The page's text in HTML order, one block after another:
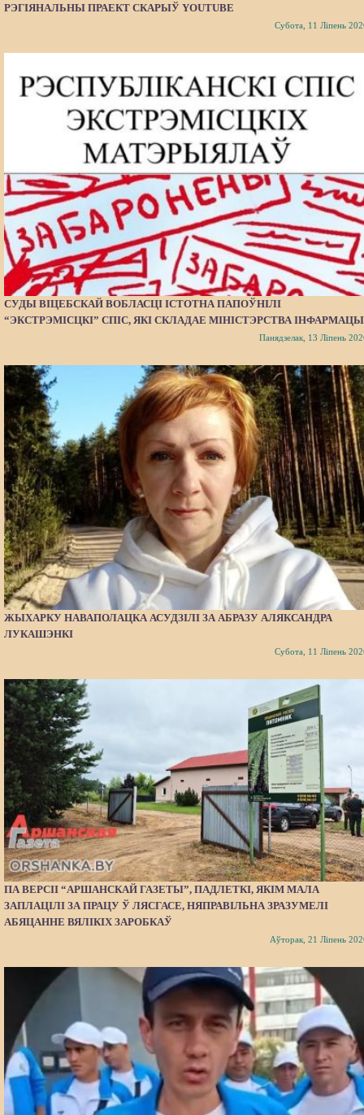
РЭГІЯНАЛЬНЫ ПРАЕКТ СКАРЫЎ YOUTUBE
Субота, 11 Ліпень
СУДЫ ВІЦЕБСКАЙ ВОБЛАСЦІ ІСТОТНА ПАПОЎНІЛІ
“ЭКСТРЭМІСЦКІ” СПІС, ЯКІ СКЛАДАЕ МІНІСТЭРСТВА
Панядзелак, 13 Ліпень
ЖЫХАРКУ НАВАПОЛАЦКА АСУДЗІЛІ ЗА АБРАЗУ АЛЯКСАНДРА
ЛУКАШЭНКІ
Субота, 11 Ліпень
ПА ВЕРСІІ “АРШАНСКАЙ ГАЗЕТЫ”, ПАДЛЕТКІ, ЯКІМ МАЛА
ЗАПЛАЦІЛІ ЗА ПРАЦУ Ў ЛЯСГАСЕ, НЯПРАВІЛЬНА ЗРАЗУМЕЛІ
АБЯЦАННЕ ВЯЛІКІХ ЗАРОБКАЎ
Аўторак, 21 Ліпень